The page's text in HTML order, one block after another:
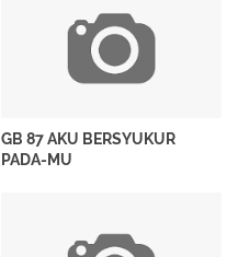
GB 87 AKU BERSYUKUR
PADA-MU